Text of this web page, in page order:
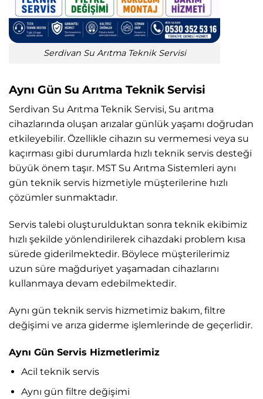
Serdivan Su Arıtma Teknik Servisi
Aynı Gün Su Arıtma Teknik Servisi
Serdivan Su Arıtma Teknik Servisi, Su arıtma
cihazlarında oluşan arızalar günlük yaşamı doğrudan
etkileyebilir. Özellikle cihazın su vermemesi veya su
kaçırması gibi durumlarda hızlı teknik servis desteği
büyük önem taşır. MST Su Arıtma Sistemleri aynı
gün teknik servis hizmetiyle müşterilerine hızlı
çözümler sunmaktadır.
Servis talebi oluşturulduktan sonra teknik ekibimiz
hızlı şekilde yönlendirilerek cihazdaki problem kısa
sürede giderilmektedir. Böylece müşterilerimiz
uzun süre mağduriyet yaşamadan cihazlarını
kullanmaya devam edebilmektedir.
Aynı gün teknik servis hizmetimiz bakım, filtre
değişimi ve arıza giderme işlemlerinde de geçerlidir.
Aynı Gün Servis Hizmetlerimiz
Acil teknik servis
Aynı gün filtre değişimi